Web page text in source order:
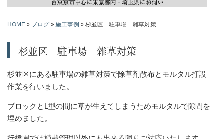
HOME » ブログ » 施工事例 » 杉並区 駐車場 雑草対策
杉並区 駐車場 雑草対策
杉並区にある駐車場の雑草対策で除草剤散布とモルタル打設
作業を行いました。
ブロックとL型の間に草が生えてしまうためモルタルで隙間を
埋めました。